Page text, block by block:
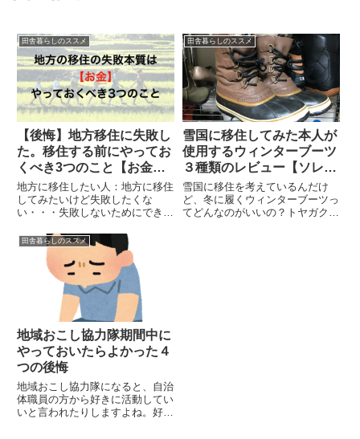
田舎暮らしのススメ
【後悔】地方移住に失敗し
た。移住する前にやってお
くべき3つのこと【お金の
話】
地方に移住したい人：地方に移住
してみたいけど失敗したくな
い・・・失敗しないためにできる
記事の内容 地方の移住に失敗す
るよくある事例 移住に失敗しな
いためにはお金を味方につける
お金を味方につける3つの方法地
田舎暮らしのススメ
雪国に移住してみた本人が
使用するウィンターブーツ
３種類のレビュー【ソレル
カリブー・ソレル 1964・
バフィン】
雪国に移住を考えているんだけ
ど、冬に履くウィンターブーツっ
てどんなのがいいの？トヤガクト
田舎暮らしのススメ
地域おこし協力隊期間中に
やっておいたらよかった４
つの後悔
地域おこし協力隊になると、自治
体職員の方から好きに活動してい
いと言われたりしますよね。好き